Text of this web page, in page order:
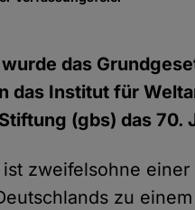
das
das Institut für
(gbs) das 70.
ist zweifelsohne
zu